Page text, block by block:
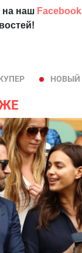
на наш Facebook